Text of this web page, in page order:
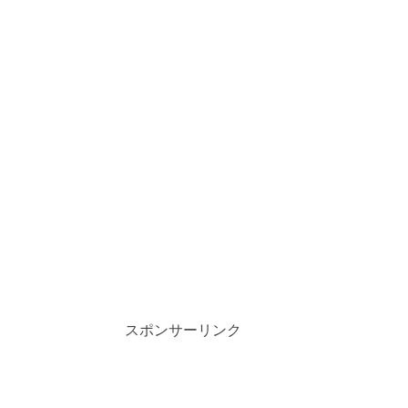
スポンサーリンク